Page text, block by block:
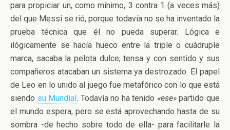
para propiciar un, como mínimo, 3 contra 1 (a veces más)
del que Messi se rió, porque todavía no se ha inventado la
prueba técnica que él no pueda superar. Lógica e
ilógicamente se hacía hueco entre la triple o cuádruple
marca, sacaba la pelota dulce, tensa y con sentido y sus
compañeros atacaban un sistema ya destrozado. El papel
de Leo en lo unido al juego fue metafórico con lo que está
siendo su Mundial. Todavía no ha tenido «ese»partido que
el mundo espera, pero se está aprovechando hasta de su
sombra -de hecho sobre todo de ella- para facilitarle la